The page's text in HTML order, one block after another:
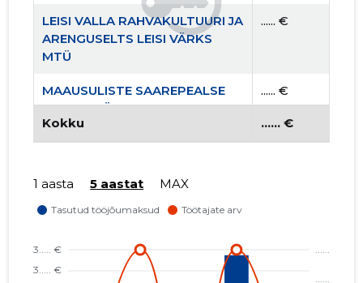
LEISI VALLA RAHVAKULTUURI JA
ARENGUSELTS LEISI VÄRKS
MTÜ
...... €
MAAUSULISTE SAAREPEALSE
KODA MTÜ
...... €
VALGUSKLUBI MTÜ ...... €
VÄIKE VALGUS MTÜ
MÄNNISALU MTÜ
Kokku ...... €
1 aasta 5 aastat MAX